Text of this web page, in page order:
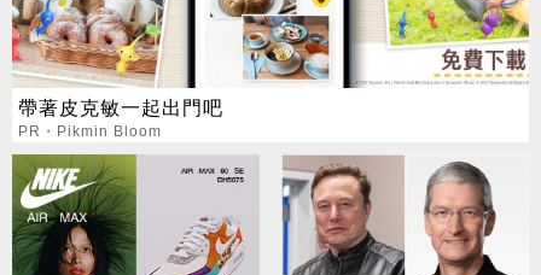
帶著皮克敏一起出門吧
PR・Pikmin Bloom